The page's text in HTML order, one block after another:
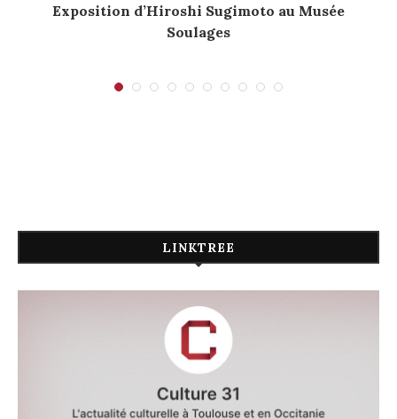
Exposition d’Hiroshi Sugimoto au Musée
Soulages
LINKTREE